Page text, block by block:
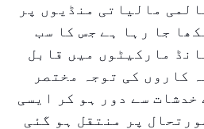
مالیاتی منڈیوں پر
جا رہا ہے جس کا سب
مارکیٹوں میں قابل
کاروں کی توجہ مختصر
خدشات سے دور ہو کر ایسی
پر منتقل ہو گئی